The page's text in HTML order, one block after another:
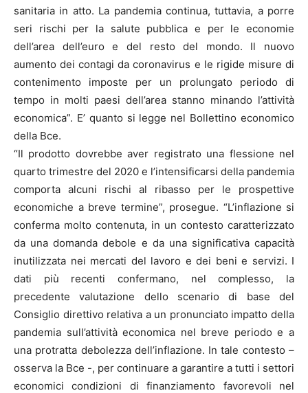
sanitaria in atto. La pandemia continua, tuttavia, a porre
seri rischi per la salute pubblica e per le economie
dell’area dell’euro e del resto del mondo. Il nuovo
aumento dei contagi da coronavirus e le rigide misure di
contenimento imposte per un prolungato periodo di
tempo in molti paesi dell’area stanno minando l’attività
economica”. E’ quanto si legge nel Bollettino economico
della Bce.
“Il prodotto dovrebbe aver registrato una flessione nel
quarto trimestre del 2020 e l’intensificarsi della pandemia
comporta alcuni rischi al ribasso per le prospettive
economiche a breve termine”, prosegue. “L’inflazione si
conferma molto contenuta, in un contesto caratterizzato
da una domanda debole e da una significativa capacità
inutilizzata nei mercati del lavoro e dei beni e servizi. I
dati più recenti confermano, nel complesso, la
precedente valutazione dello scenario di base del
Consiglio direttivo relativa a un pronunciato impatto della
pandemia sull’attività economica nel breve periodo e a
una protratta debolezza dell’inflazione. In tale contesto –
osserva la Bce -, per continuare a garantire a tutti i settori
economici condizioni di finanziamento favorevoli nel